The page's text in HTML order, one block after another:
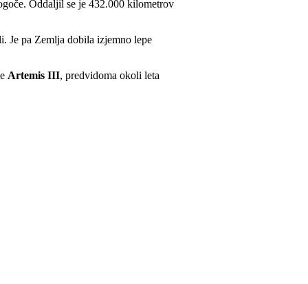
Oddaljil se je 432.000 kilometrov
Je pa Zemlja dobila izjemno lepe
Artemis III, predvidoma okoli leta